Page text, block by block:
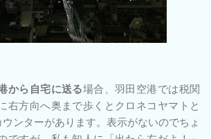
から自宅に送る場合、羽田空港では税関
右方向へ奥まで歩くとクロネコヤマトと
ンターがあります。表示がないのでちょ